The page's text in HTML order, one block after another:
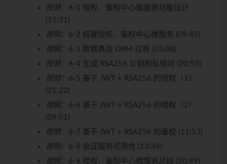
视频： 6-1 授权、鉴权中心微服务功能设计
(11:31)
视频： 6-2 搭建授权、鉴权中心微服务 (09:45)
视频： 6-3 数据表及 ORM 过程 (25:08)
视频： 6-4 生成 RSA256 公钥和私钥对 (20:55)
视频： 6-5 基于 JWT + RSA256 的授权（1）
(21:22)
视频： 6-6 基于 JWT + RSA256 的授权（2）
(09:01)
视频： 6-7 基于 JWT + RSA256 的鉴权 (11:53)
视频： 6-8 验证服务可用性 (13:36)
视频： 6-9 授权、鉴权中心微服务总结 (20:49)